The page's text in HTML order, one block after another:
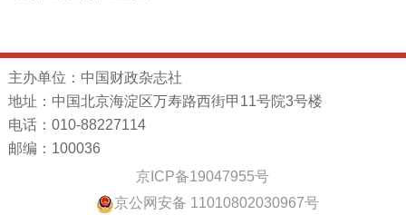
主办单位：中国财政杂志社
地址：中国北京海淀区万寿路西街甲11号院3号楼
电话：010-88227114
邮编：100036
京ICP备19047955号
京公网安备 11010802030967号